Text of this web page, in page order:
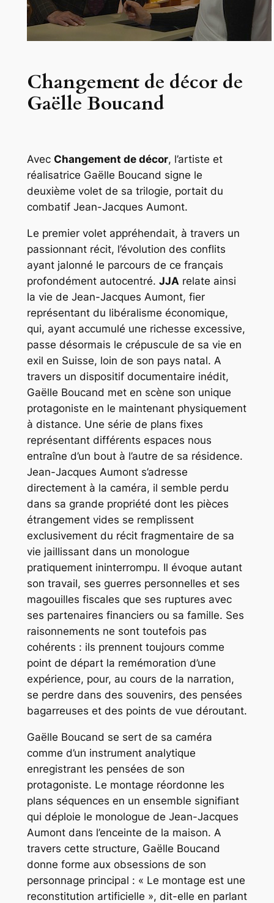
Changement de décor de
Gaëlle Boucand
Avec Changement de décor, l’artiste et
réalisatrice Gaëlle Boucand signe le
deuxième volet de sa trilogie, portait du
combatif Jean-Jacques Aumont.
Le premier volet appréhendait, à travers un
passionnant récit, l’évolution des conflits
ayant jalonné le parcours de ce français
profondément autocentré. JJArelate ainsi
la vie de Jean-Jacques Aumont, fier
représentant du libéralisme économique,
qui, ayant accumulé une richesse excessive,
passe désormais le crépuscule de sa vie en
exil en Suisse, loin de son pays natal. A
travers un dispositif documentaire inédit,
Gaëlle Boucand met en scène son unique
protagoniste en le maintenant physiquement
à distance. Une série de plans fixes
représentant différents espaces nous
entraîne d’un bout à l’autre de sa résidence.
Jean-Jacques Aumont s’adresse
directement à la caméra, il semble perdu
dans sa grande propriété dont les pièces
étrangement vides se remplissent
exclusivement du récit fragmentaire de sa
vie jaillissant dans un monologue
pratiquement ininterrompu. Il évoque autant
son travail, ses guerres personnelles et ses
magouilles fiscales que ses ruptures avec
ses partenaires financiers ou sa famille. Ses
raisonnements ne sont toutefois pas
cohérents : ils prennent toujours comme
point de départ la remémoration d’une
expérience, pour, au cours de la narration,
se perdre dans des souvenirs, des pensées
bagarreuses et des points de vue déroutant.
Gaëlle Boucand se sert de sa caméra
comme d’un instrument analytique
enregistrant les pensées de son
protagoniste. Le montage réordonne les
plans séquences en un ensemble signifiant
qui déploie le monologue de Jean-Jacques
Aumont dans l’enceinte de la maison. A
travers cette structure, Gaëlle Boucand
donne forme aux obsessions de son
personnage principal : « Le montage est une
reconstitution artificielle », dit-elle en parlant